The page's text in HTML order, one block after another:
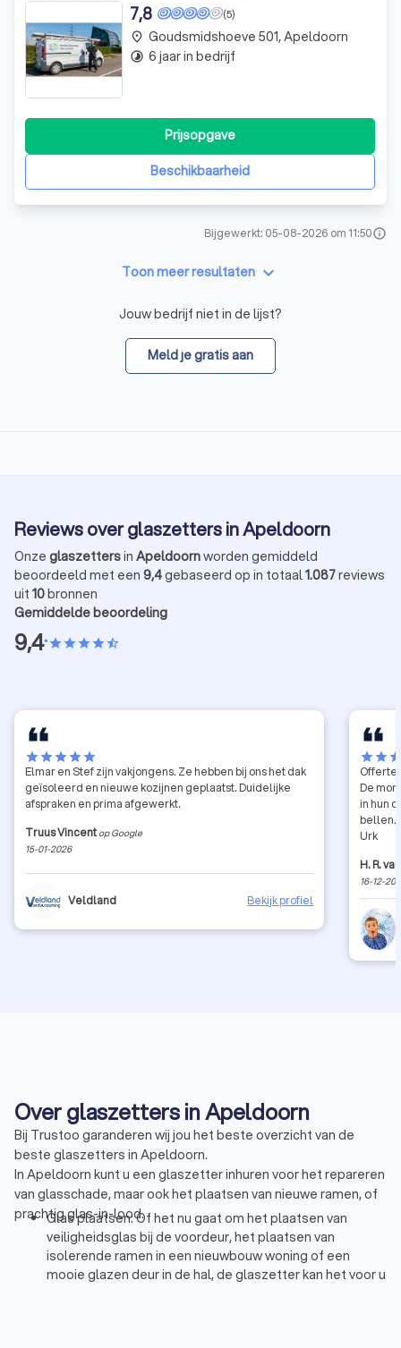
(5)
7,8
Beschikbaarheid
Prijsopgave
place Goudsmidshoeve 501, Apeldoorn
timelapse 6 jaar in bedrijf
Bijgewerkt: 05-08-2026 om 11:50info
Toon meer resultaten keyboard_arrow_down
Jouw bedrijf niet in de lijst?
Meld je gratis aan
Reviews over glaszetters in Apeldoorn
Onze glaszettersin Apeldoornworden gemiddeld
beoordeeld met een 9,4gebaseerd op in totaal1.087reviews
uit 10bronnen
Gemiddelde beoordeling
9,4•starstarstarstarstar_half
starstarstarstarstar
Elmar en Stef zijn vakjongens. Ze hebben bij ons het dak
geïsoleerd en nieuwe kozijnen geplaatst. Duidelijke
afspraken en prima afgewerkt.
Truus Vincent op Google
15-01-2026
Veldland Bekijk profiel
starstar
Offerte
De
in hun
bellen.
Urk
H. R.
16-12-
Over glaszetters in Apeldoorn
Bij Trustoo garanderen wij jou het beste overzicht van de
beste glaszetters in Apeldoorn.
In Apeldoorn kunt u een glaszetter inhuren voor het repareren
van glasschade, maar ook het plaatsen van nieuwe ramen, of
prachtig glas-in-lood.
Glas plaatsen: Of het nu gaat om het plaatsen van
veiligheidsglas bij de voordeur, het plaatsen van
isolerende ramen in een nieuwbouw woning of een
mooie glazen deur in de hal, de glaszetter kan het voor u